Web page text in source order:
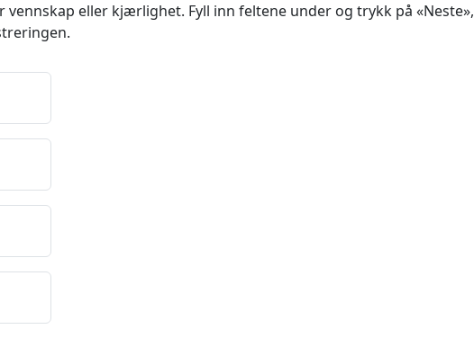
eller kjærlighet. Fyll inn feltene under og trykk på «Neste»,